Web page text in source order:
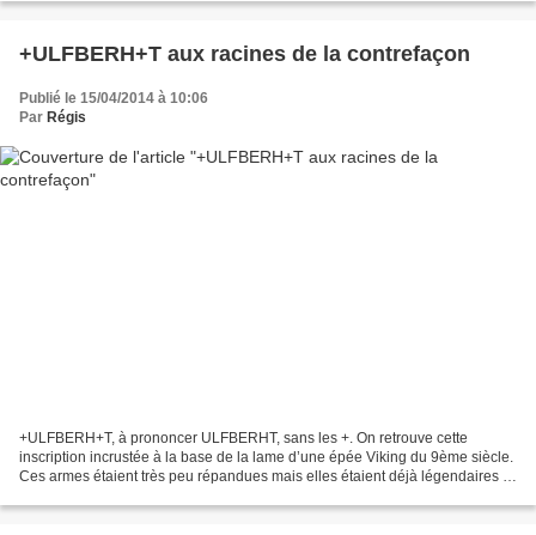
+ULFBERH+T aux racines de la contrefaçon
Publié le 15/04/2014 à 10:06
Par Régis
+ULFBERH+T, à prononcer ULFBERHT, sans les +. On retrouve cette
inscription incrustée à la base de la lame d’une épée Viking du 9ème siècle.
Ces armes étaient très peu répandues mais elles étaient déjà légendaires à